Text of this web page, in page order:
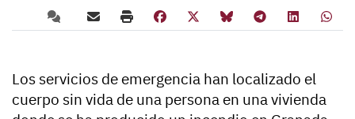
Los servicios de emergencia han localizado el
cuerpo sin vida de una persona en una vivienda